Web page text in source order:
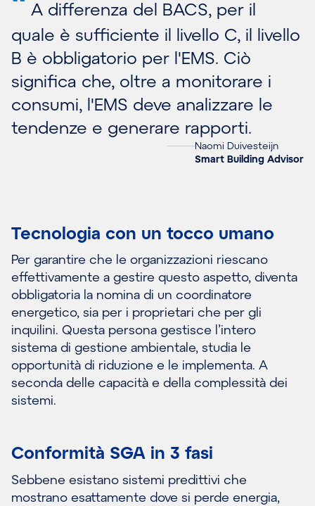
A differenza del BACS, per il
quale è sufficiente il livello C, il livello
B è obbligatorio per l'EMS. Ciò
significa che, oltre a monitorare i
consumi, l'EMS deve analizzare le
tendenze e generare rapporti.
Naomi Duivesteijn
Smart Building Advisor
Tecnologia con un tocco umano
Per garantire che le organizzazioni riescano
effettivamente a gestire questo aspetto, diventa
obbligatoria la nomina di un coordinatore
energetico, sia per i proprietari che per gli
inquilini. Questa persona gestisce l’intero
sistema di gestione ambientale, studia le
opportunità di riduzione e le implementa. A
seconda delle capacità e della complessità dei
sistemi.
Conformità SGA in 3 fasi
Sebbene esistano sistemi predittivi che
mostrano esattamente dove si perde energia,